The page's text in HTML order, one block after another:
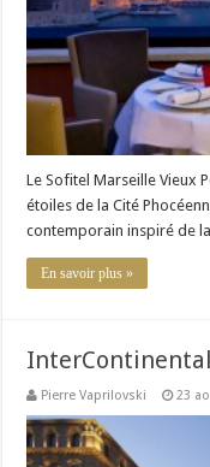
Le Sofitel Marseille Vieux
étoiles de la Cité
contemporain inspiré de
En savoir plus »
Pierre Vaprilovski 23